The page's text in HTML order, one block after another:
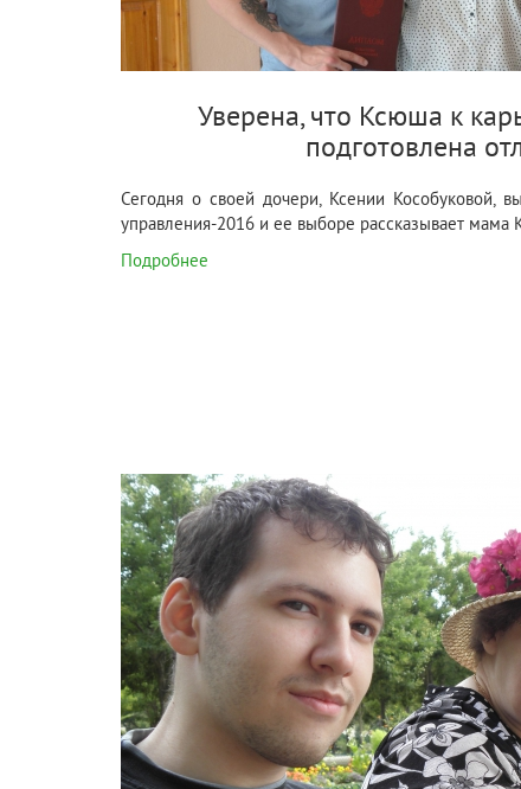
Уверена, что Ксюша к
подготовлена
Сегодня о своей дочери, Ксении Кособуковой,
управления-2016 и ее выборе рассказывает
Подробнее